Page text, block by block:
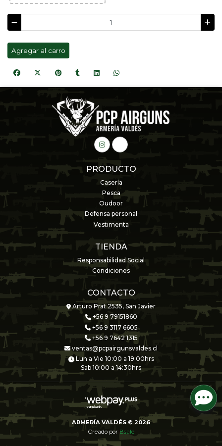
Agregar al carro
PRODUCTO
Casería
Pesca
Oudoor
Defensa personal
Vestimenta
TIENDA
Responsabilidad Social
Condiciones
CONTACTO
Arturo Prat 2535, San Javier
+56 9 79151860
+56 9 3117 6605
+56 9 7642 1315
ventas@pcpairgunsvaldes.cl
Lun a Vie 10:00 a 19:00hrs
Sab 10:00 a 14:30hrs
ARMERÍA VALDÉS © 2026
Creado por Bsale